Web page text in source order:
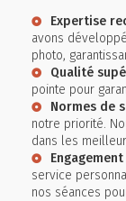
Expertise
avons
photo,
Qualité
pointe pour
Normes de
notre priorité.
dans les
service
nos séances